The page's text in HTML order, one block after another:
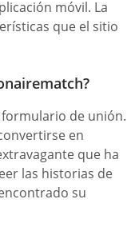
móvil. La
que el sitio
de unión.
en
que ha
las historias de
su